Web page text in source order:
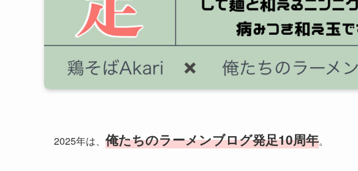
2025年は、 俺たちのラーメンブログ発足10周年。